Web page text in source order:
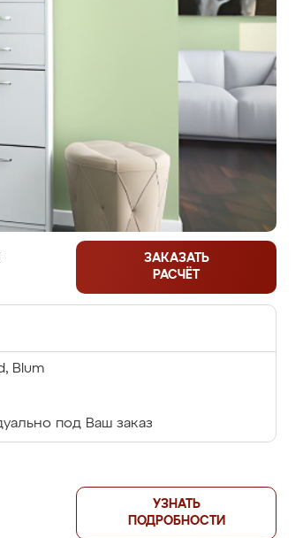
ЗАКАЗАТЬ
РАСЧЁТ
Blum
под Ваш заказ
УЗНАТЬ
ПОДРОБНОСТИ